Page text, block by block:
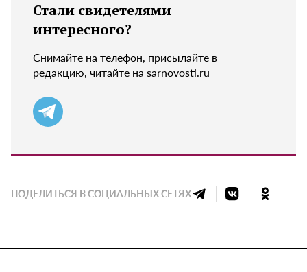
Стали свидетелями
интересного?
Снимайте на телефон, присылайте в
редакцию, читайте на sarnovosti.ru
ПОДЕЛИТЬСЯ В СОЦИАЛЬНЫХ СЕТЯХ